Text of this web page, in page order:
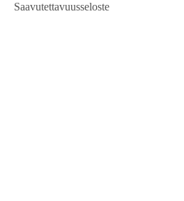
Saavutettavuusseloste